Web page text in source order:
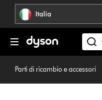
navigazione Italia
su
Parti di ricambio e accessori